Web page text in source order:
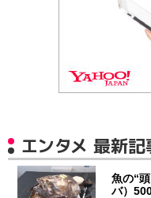
エンタメ 最新記
魚の“
バ）